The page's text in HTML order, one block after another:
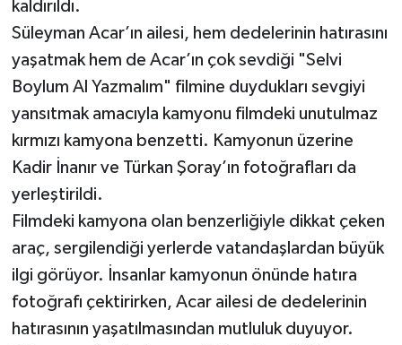
kaldırıldı.
Süleyman Acar’ın ailesi, hem dedelerinin hatırasını
yaşatmak hem de Acar’ın çok sevdiği "Selvi
Boylum Al Yazmalım" filmine duydukları sevgiyi
yansıtmak amacıyla kamyonu filmdeki unutulmaz
kırmızı kamyona benzetti. Kamyonun üzerine
Kadir İnanır ve Türkan Şoray’ın fotoğrafları da
yerleştirildi.
Filmdeki kamyona olan benzerliğiyle dikkat çeken
araç, sergilendiği yerlerde vatandaşlardan büyük
ilgi görüyor. İnsanlar kamyonun önünde hatıra
fotoğrafı çektirirken, Acar ailesi de dedelerinin
hatırasının yaşatılmasından mutluluk duyuyor.